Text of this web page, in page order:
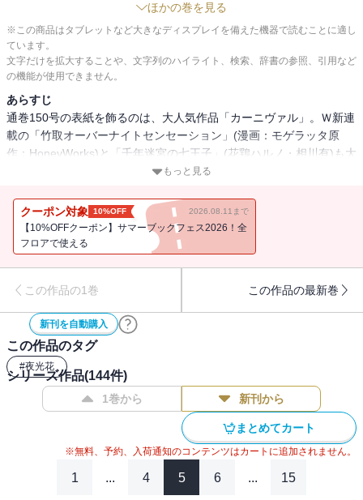
ほかの巻を見る
※この商品はタブレットなど大きなディスプレイを備えた機器で読むことに適し
ています。
文字だけを拡大することや、文字列のハイライト、検索、辞書の参照、引用など
の機能が使用できません。
あらすじ
通巻150号の表紙を飾るのは、大人気作品「カーニヴァル」。Ｗ新連
載の「竹取オーバーナイトセンセーション」(漫画：モゲラッタ原
作：HoneyWorks)と「千年迷宮の七王子」(花鶏ハルノ・相川有)も大
注目!!【収録作品】「最遊記RELOAD BLAST」(峰倉かずや)/
巫桃也)/「あまつき」(高山しのぶ)/「魔界王子devils and realist」(雪
広うたこ原作：高殿円)/「それが世界のフツーになる」(漫画：高木
しげよし原作：綾奈ゆにこ)/「ハルシオン」(naked ape)/「竹取オー
「CLAY・LORD-土の王-」(鈴本純)/「幕末Rock-howling soul-」(上
田信舟原作：マーベラス)/「メメント†モリ」(くさなぎ俊祈)/「千年
迷宮の七王子」(花鶏ハルノ・相川有)/「Landreaall」(おがきちか)/
「Are you Alice？」(漫画：片桐いくみ原作：二宮愛)/「ハスク・エデ
ィン」(如月芳規)/「テル・セル」(遊行寺たま)/「拝み屋横丁顛末
記」(宮本福助)/「星の雨月の下僕」(喜久田ゆい)/「天球儀セフィラ
ノーツ」(瀬之たつね＆高宮あや)/「コーセルテルの竜術士～子竜物
語～」(石動あゆま)/「百花繚乱録」(蒔原櫻子原作：高殿円)/「天使
時計」(渡辺うな原作：ゆうきあずさ)/「破天荒遊戯」(遠藤海成)※本
電子書籍の表紙・目次・広告・情報・価格は、紙で発行した当時の
ものとなります。電子版に付録は含まれておらず、応募者全員サー
ビス・プレゼント・アンケート等への応募はできません。何卒ご了
もっと見る
クーポン対象 10%OFF 2026.08.11まで
【10%OFFクーポン】サマーブックフェス2026！全
フロアで使える
この作品の1巻 この作品の最新巻
新刊を自動購入
この作品のタグ
#夜光花
シリーズ作品(144件)
1巻から 新刊から
まとめてカート
※無料、予約、入荷通知のコンテンツはカートに追加されません。
1 ... 4 5 6 ... 15